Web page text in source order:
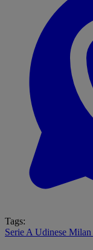
Tags:
Serie A Udinese Milan